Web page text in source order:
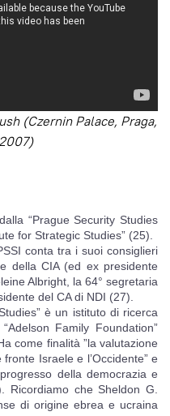
(Czernin Palace, Praga,
“Prague Security Studies
for Strategic Studies” (25).
conta tra i suoi consiglieri
della CIA (ed ex presidente
Albright, la 64° segretaria
del CA di NDI (27).
è un istituto di ricerca
Family Foundation”
come finalità ”la valutazione
Israele e l’Occidente” e
della democrazia e
Ricordiamo che Sheldon G.
di origine ebrea e ucraina